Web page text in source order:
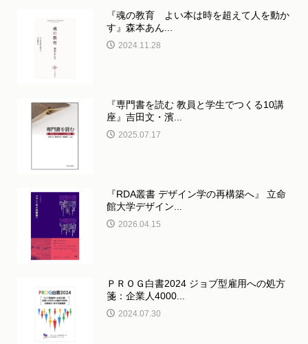
『魂の教育 よい本は時を超えて人を動か
す』森本あん...
2024.11.28
『専門書を読む 教員と学生でつくる10講
座』吉田文・濱...
2025.07.17
『RDA叢書 デザイン学の再構築へ』 立命
館大学デザイン...
2026.04.15
ＰＲＯＧ白書2024 ジョブ型雇用への処方
箋：企業人4000...
2024.07.30